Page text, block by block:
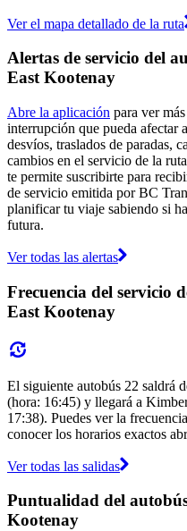
Ver el mapa detallado de la ruta
Alertas de servicio del
East Kootenay
Abre la aplicación para ver
interrupción que pueda afectar
desvíos, traslados de paradas,
cambios en el servicio de la
te permite suscribirte para
de servicio emitida por BC
planificar tu viaje sabiendo si
futura.
Ver todas las alertas
Frecuencia del servicio
East Kootenay
El siguiente autobús 22 saldrá
(hora: 16:45) y llegará a
17:38). Puedes ver la
conocer los horarios exactos
Ver todas las salidas
Puntualidad del
Kootenay